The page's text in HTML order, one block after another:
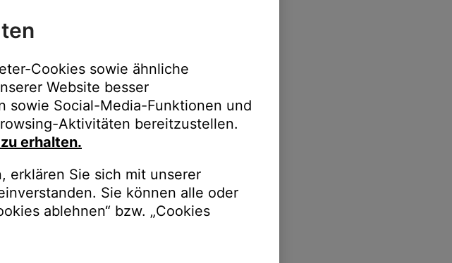
Cookies sowie ähnliche
Website besser
sowie Social-Media-Funktionen und
Aktivitäten bereitzustellen.
erhalten.
erklären Sie sich mit unserer
Sie können alle oder
ablehnen“ bzw. „Cookies